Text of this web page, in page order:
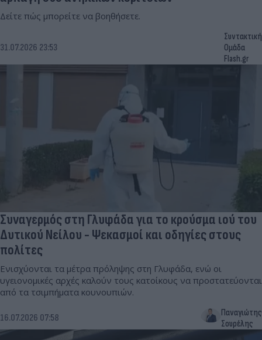
Δείτε πώς μπορείτε να βοηθήσετε.
31.07.2026 23:53
Συντακτική
Ομάδα
Flash.gr
Συναγερμός στη Γλυφάδα για το κρούσμα ιού του
Δυτικού Νείλου - Ψεκασμοί και οδηγίες στους
πολίτες
Ενισχύονται τα μέτρα πρόληψης στη Γλυφάδα, ενώ οι
υγειονομικές αρχές καλούν τους κατοίκους να προστατεύονται
από τα τσιμπήματα κουνουπιών.
16.07.2026 07:58
Παναγιώτης
Σουρέλης